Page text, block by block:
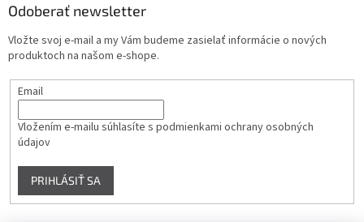
Odoberať newsletter
Vložte svoj e-mail a my Vám budeme zasielať informácie o nových
produktoch na našom e-shope.
Email
Vložením e-mailu súhlasíte s podmienkami ochrany osobných
údajov
PRIHLÁSIŤ SA